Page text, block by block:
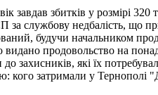
завдав збитків у розмірі
службову недбалість, що
будучи начальником
видано продовольство на
захисників, які їх
затримали у Тернополі